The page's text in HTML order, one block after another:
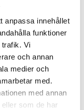
anpassa innehållet
funktioner
Vi
och annan
medier och
med.
med annan
som de har